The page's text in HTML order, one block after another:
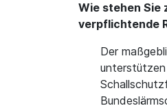
Wie stehen Sie
verpflichtende
Der